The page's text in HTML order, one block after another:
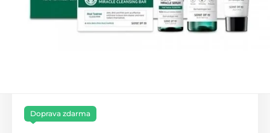
Doprava zdarma